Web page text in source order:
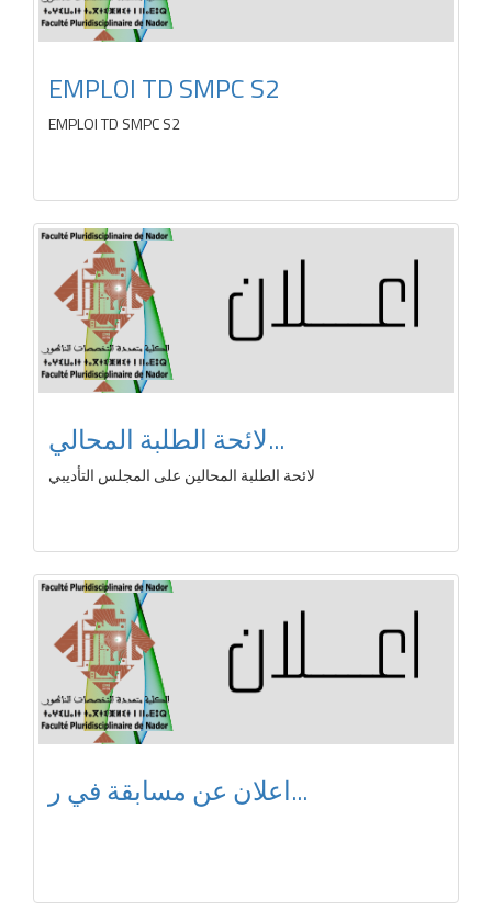
EMPLOI TD SMPC S2
EMPLOI TD SMPC S2
لائحة الطلبة المحالي...
لائحة الطلبة المحالين على المجلس التأديبي
اعلان عن مسابقة في ر...